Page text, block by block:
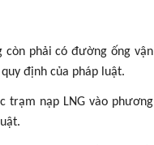
phải có đường ống vận
định của pháp luật.
trạm nạp LNG vào phương